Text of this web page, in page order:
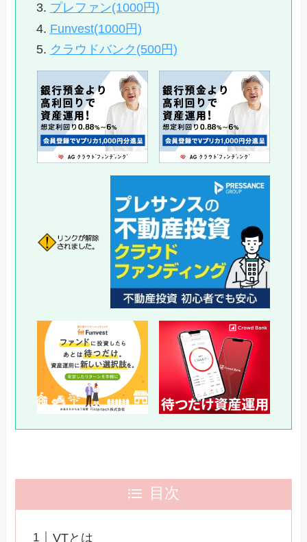
プレファン(1000円)
Funvest(1000円)
クラウドバンク(500円)
目次
VTとは